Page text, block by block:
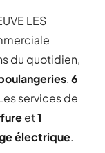
LES
du quotidien,
,6
services de
et1
électrique.